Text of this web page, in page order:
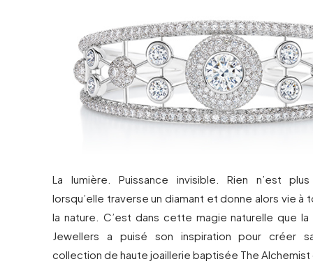
La lumière. Puissance invisible. Rien n’est
lorsqu’elle traverse un diamant et donne alors vie à
la nature. C’est dans cette magie naturelle que la
Jewellers a puisé son inspiration pour créer
collection de haute joaillerie baptisée The